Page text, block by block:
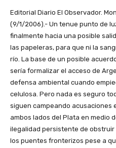
Editorial Diario El Observador.
(9/1/2006).- Un tenue punto de
finalmente hacia una posible
las papeleras, para que ni la
río. La base de un posible
sería formalizar el acceso de
defensa ambiental cuando
celulosa. Pero nada es seguro
siguen campeando acusaciones
ambos lados del Plata en medio
ilegalidad persistente de
los puentes fronterizos pese a